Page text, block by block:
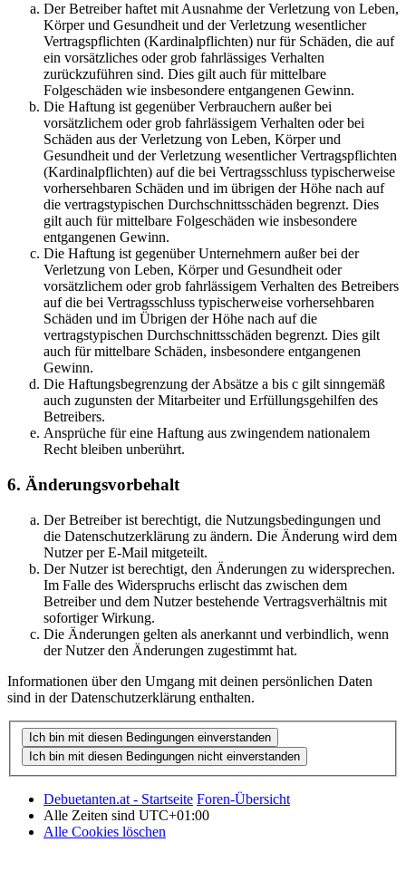
Der Betreiber haftet mit Ausnahme der Verletzung von Leben,
Körper und Gesundheit und der Verletzung wesentlicher
Vertragspflichten (Kardinalpflichten) nur für Schäden, die auf
ein vorsätzliches oder grob fahrlässiges Verhalten
zurückzuführen sind. Dies gilt auch für mittelbare
Folgeschäden wie insbesondere entgangenen Gewinn.
Die Haftung ist gegenüber Verbrauchern außer bei
vorsätzlichem oder grob fahrlässigem Verhalten oder bei
Schäden aus der Verletzung von Leben, Körper und
Gesundheit und der Verletzung wesentlicher Vertragspflichten
(Kardinalpflichten) auf die bei Vertragsschluss typischerweise
vorhersehbaren Schäden und im übrigen der Höhe nach auf
die vertragstypischen Durchschnittsschäden begrenzt. Dies
gilt auch für mittelbare Folgeschäden wie insbesondere
entgangenen Gewinn.
Die Haftung ist gegenüber Unternehmern außer bei der
Verletzung von Leben, Körper und Gesundheit oder
vorsätzlichem oder grob fahrlässigem Verhalten des Betreibers
auf die bei Vertragsschluss typischerweise vorhersehbaren
Schäden und im Übrigen der Höhe nach auf die
vertragstypischen Durchschnittsschäden begrenzt. Dies gilt
auch für mittelbare Schäden, insbesondere entgangenen
Gewinn.
Die Haftungsbegrenzung der Absätze a bis c gilt sinngemäß
auch zugunsten der Mitarbeiter und Erfüllungsgehilfen des
Betreibers.
Ansprüche für eine Haftung aus zwingendem nationalem
Recht bleiben unberührt.
6. Änderungsvorbehalt
Der Betreiber ist berechtigt, die Nutzungsbedingungen und
die Datenschutzerklärung zu ändern. Die Änderung wird dem
Nutzer per E-Mail mitgeteilt.
Der Nutzer ist berechtigt, den Änderungen zu widersprechen.
Im Falle des Widerspruchs erlischt das zwischen dem
Betreiber und dem Nutzer bestehende Vertragsverhältnis mit
sofortiger Wirkung.
Die Änderungen gelten als anerkannt und verbindlich, wenn
der Nutzer den Änderungen zugestimmt hat.
Informationen über den Umgang mit deinen persönlichen Daten
sind in der Datenschutzerklärung enthalten.
Debuetanten.at - Startseite Foren-Übersicht
Alle Zeiten sind UTC+01:00
Alle Cookies löschen